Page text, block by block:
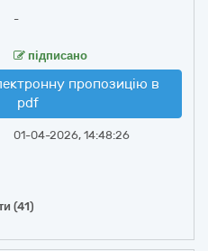
-
підписано
пропозицію в
pdf
01-04-2026, 14:48:26
(41)